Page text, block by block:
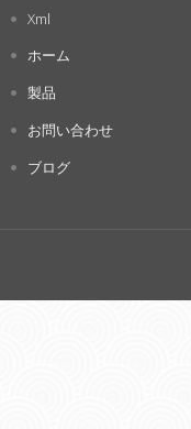
Xml
ホーム
製品
お問い合わせ
ブログ